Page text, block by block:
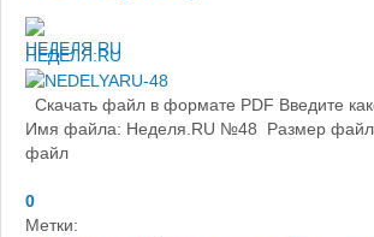
НЕДЕЛЯ.RU
Скачать файл в формате PDF Введите
Имя файла: Неделя.RU №48 Размер
файл
0
Метки: